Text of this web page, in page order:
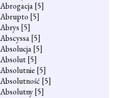
Abrogacja[5]
Abrupto [5]
Abrys [5]
Abscyssa[5]
Absolucja[5]
Absolut[5]
Absolutnie [5]
Absolutność [5]
Absolutny[5]